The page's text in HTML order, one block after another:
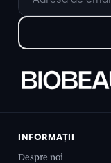
INFORMAȚII
Despre noi